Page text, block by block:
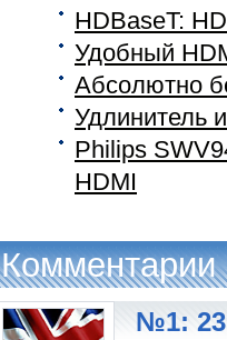
HDBaseT:
Удобный
Абсолютно
Удлинитель
Philips
HDMI
Комментарии
№1: 23